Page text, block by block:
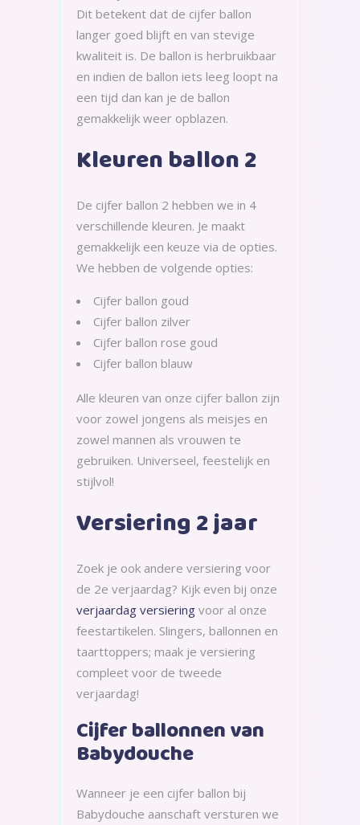
Dit betekent dat de cijfer ballon
langer goed blijft en van stevige
kwaliteit is. De ballon is herbruikbaar
en indien de ballon iets leeg loopt na
een tijd dan kan je de ballon
gemakkelijk weer opblazen.
Kleuren ballon 2
De cijfer ballon 2 hebben we in 4
verschillende kleuren. Je maakt
gemakkelijk een keuze via de opties.
We hebben de volgende opties:
Cijfer ballon goud
Cijfer ballon zilver
Cijfer ballon rose goud
Cijfer ballon blauw
Alle kleuren van onze cijfer ballon zijn
voor zowel jongens als meisjes en
zowel mannen als vrouwen te
gebruiken. Universeel, feestelijk en
stijlvol!
Versiering 2 jaar
Zoek je ook andere versiering voor
de 2e verjaardag? Kijk even bij onze
verjaardag versiering voor al onze
feestartikelen. Slingers, ballonnen en
taarttoppers; maak je versiering
compleet voor de tweede
verjaardag!
Cijfer ballonnen van
Babydouche
Wanneer je een cijfer ballon bij
Babydouche aanschaft versturen we